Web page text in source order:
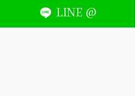
LINE @
ABOUT